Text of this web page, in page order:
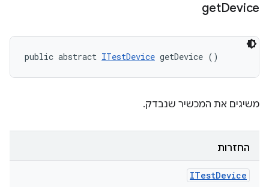
getDevice
public abstract ITestDevice getDevice ()
משיגים את המכשיר שנבדק.
החזרות
ITestDevice